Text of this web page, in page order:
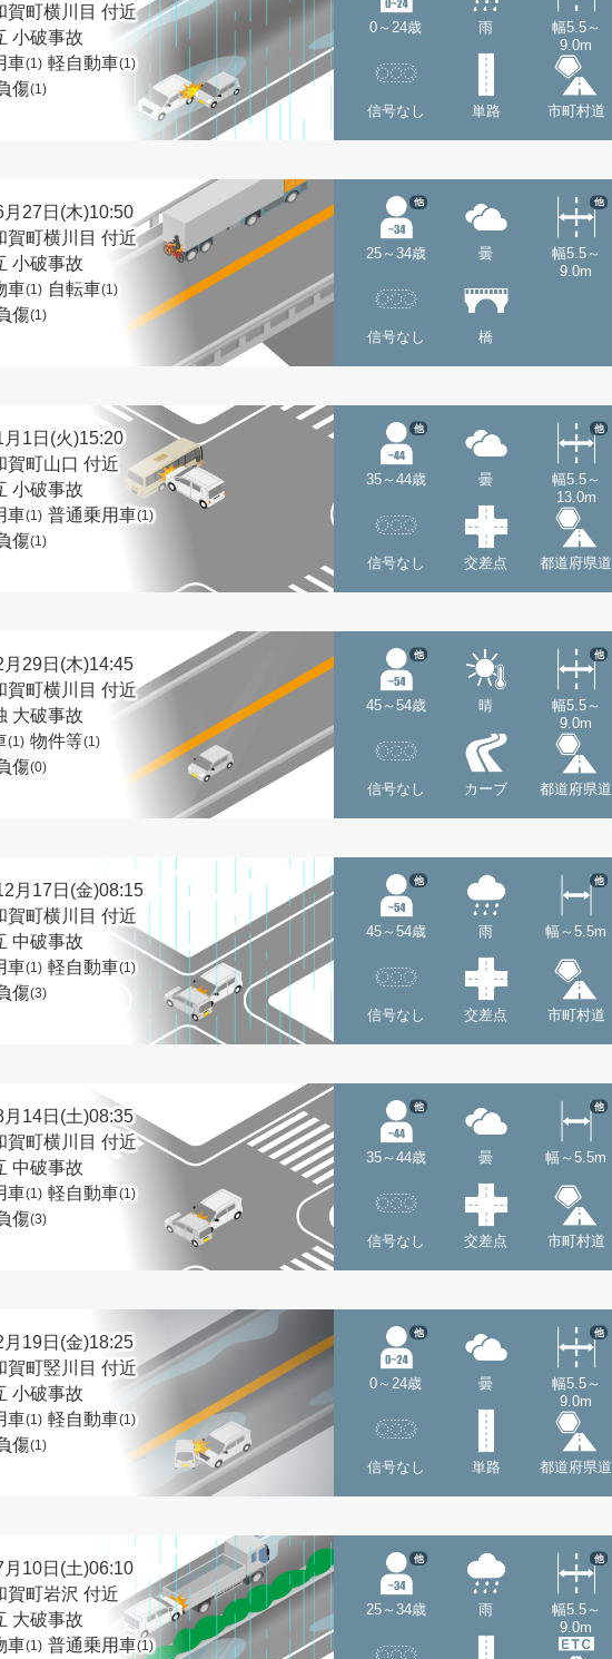
賀町横川目 付近
小破事故
車(1) 軽自動車(1)
傷(1)
0～24歳 雨
幅5.5～
9.0m
信号なし 単路 市町村道
月27日(木)10:50
賀町横川目 付近
小破事故
車(1) 自転車(1)
傷(1)
25～34歳
他
曇
幅5.5～
9.0m
他
信号なし 橋
月1日(火)15:20
賀町山口 付近
小破事故
車(1) 普通乗用車(1)
傷(1)
35～44歳
他
曇
幅5.5～
13.0m
他
信号なし 交差点 都道府県道
月29日(木)14:45
賀町横川目 付近
大破事故
(1) 物件等(1)
傷(0)
45～54歳
他
晴
幅5.5～
9.0m
他
信号なし カーブ 都道府県道
月17日(金)08:15
賀町横川目 付近
中破事故
車(1) 軽自動車(1)
傷(3)
45～54歳
他
雨 幅～5.5m
他
信号なし 交差点 市町村道
月14日(土)08:35
賀町横川目 付近
中破事故
車(1) 軽自動車(1)
傷(3)
35～44歳
他
曇 幅～5.5m
他
信号なし 交差点 市町村道
月19日(金)18:25
賀町竪川目 付近
小破事故
車(1) 軽自動車(1)
傷(1)
0～24歳
他
曇
幅5.5～
9.0m
他
信号なし 単路 都道府県道
月10日(土)06:10
賀町岩沢 付近
大破事故
車(1) 普通乗用車(1)
25～34歳
他
雨
幅5.5～
9.0m
他